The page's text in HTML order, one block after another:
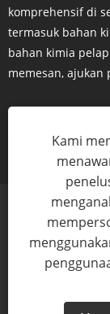
komprehensif di
termasuk bahan
bahan kimia
memesan,
PERTANYAAN
Hak Cipta © 2024
Kami